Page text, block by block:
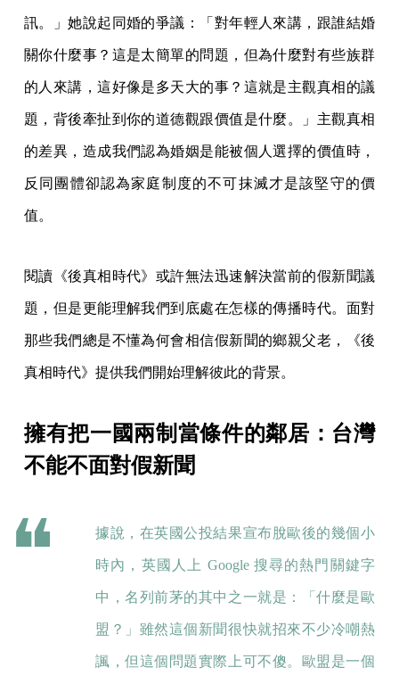
訊。」她說起同婚的爭議：「對年輕人來講，跟誰結婚
關你什麼事？這是太簡單的問題，但為什麼對有些族群
的人來講，這好像是多天大的事？這就是主觀真相的議
題，背後牽扯到你的道德觀跟價值是什麼。」主觀真相
的差異，造成我們認為婚姻是能被個人選擇的價值時，
反同團體卻認為家庭制度的不可抹滅才是該堅守的價
值。
閱讀《後真相時代》或許無法迅速解決當前的假新聞議
題，但是更能理解我們到底處在怎樣的傳播時代。面對
那些我們總是不懂為何會相信假新聞的鄉親父老，《後
真相時代》提供我們開始理解彼此的背景。
擁有把一國兩制當條件的鄰居：台灣
不能不面對假新聞
據說，在英國公投結果宣布脫歐後的幾個小
時內，英國人上 Google 搜尋的熱門關鍵字
中，名列前茅的其中之一就是：「什麼是歐
盟？」雖然這個新聞很快就招來不少冷嘲熱
諷，但這個問題實際上可不傻。歐盟是一個